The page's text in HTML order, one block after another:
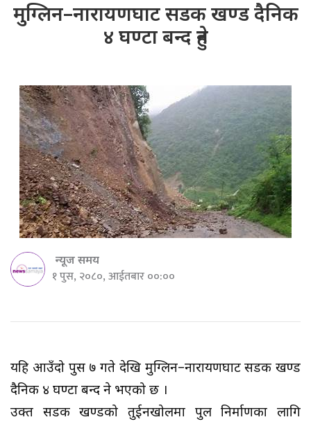
मुग्लिन–नारायणघाट सडक खण्ड दैनिक
४ घण्टा बन्द हुने
न्यूज समय
१ पुस, २०८०, आईतबार ००:००
यहि आउँदो पुस ७ गते देखि मुग्लिन–नारायणघाट सडक खण्ड
दैनिक ४ घण्टा बन्द हुने भएको छ ।
उक्त सडक खण्डको तुईनखोलमा पुल निर्माणका लागि